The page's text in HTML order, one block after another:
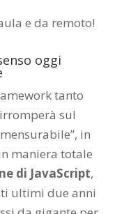
aula e da remoto!
oggi
tanto
sul
in
maniera totale
di JavaScript,
ultimi due anni